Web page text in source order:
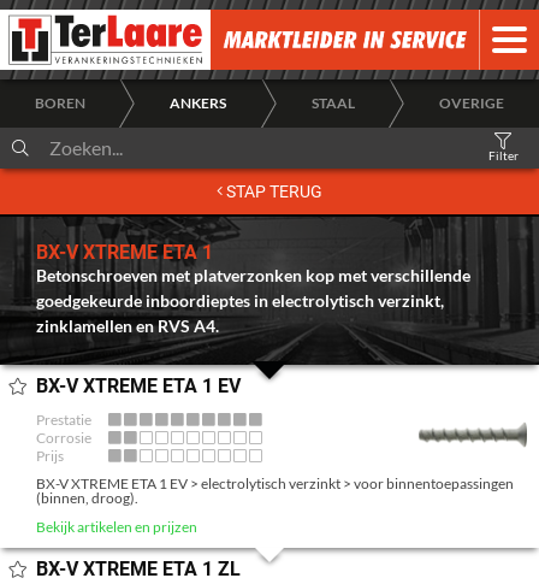
HOME
OVER ONS
NIEUWS
DESIGNFIX
ACCOUNT
INLOGGEN
GEBRUIKSOVEREENKOMST
BOREN ANKERS STAAL OVERIGE
Filter
STAP TERUG
BX-V XTREME ETA 1
Betonschroeven met platverzonken kop met verschillende
goedgekeurde inboordieptes in electrolytisch verzinkt,
zinklamellen en RVS A4.
BX-V XTREME ETA 1 EV
Prestatie
Corrosie
Prijs
BX-V XTREME ETA 1 EV > electrolytisch verzinkt > voor binnentoepassingen
(binnen, droog).
Bekijk artikelen en prijzen
BX-V XTREME ETA 1 ZL